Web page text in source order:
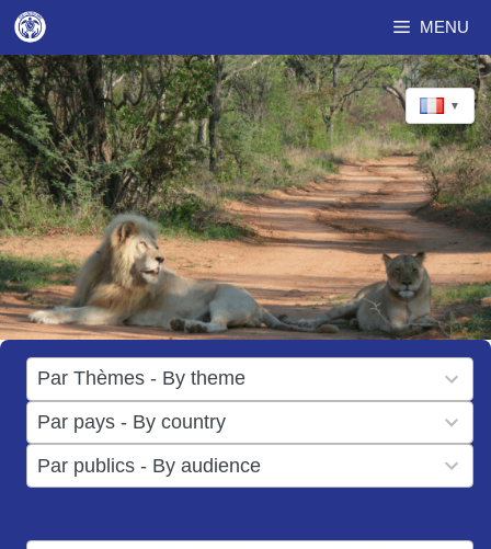
Aller
au
contenu
MENU
▼
Par Thèmes - By theme
17
results
available
Par pays - By country
50
results
available
Par publics - By audience
results